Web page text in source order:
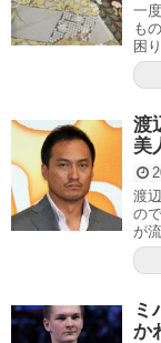
一
も
困
渡
美
渡
の
が
ミ
か